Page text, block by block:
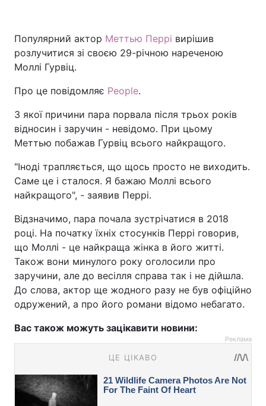
Популярний актор Меттью Перрі вирішив
розлучитися зі своєю 29-річною нареченою
Моллі Гурвіц.
Про це повідомляє People.
З якої причини пара порвала після трьох років
відносин і заручин - невідомо. При цьому
Меттью побажав Гурвіц всього найкращого.
"Іноді трапляється, що щось просто не виходить.
Саме це і сталося. Я бажаю Моллі всього
найкращого", - заявив Перрі.
Відзначимо, пара почала зустрічатися в 2018
році. На початку їхніх стосунків Перрі говорив,
що Моллі - це найкраща жінка в його житті.
Також вони минулого року оголосили про
заручини, але до весілля справа так і не дійшла.
До слова, актор ще жодного разу не був офіційно
одружений, а про його романи відомо небагато.
Вас також можуть зацікавити новини:
Реклама